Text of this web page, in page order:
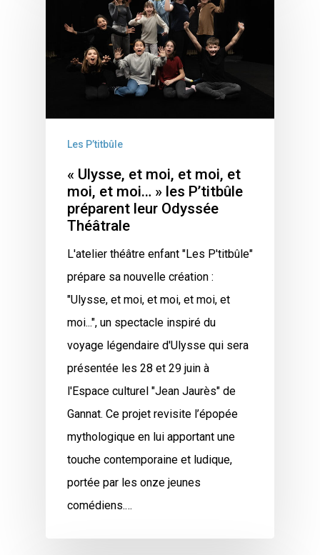
Les P’titbûle
« Ulysse, et moi, et moi, et
moi, et moi… » les P’titbûle
préparent leur Odyssée
Théâtrale
L'atelier théâtre enfant "Les P'titbûle"
prépare sa nouvelle création :
"Ulysse, et moi, et moi, et moi, et
moi...", un spectacle inspiré du
voyage légendaire d'Ulysse qui sera
présentée les 28 et 29 juin à
l'Espace culturel "Jean Jaurès" de
Gannat. Ce projet revisite l’épopée
mythologique en lui apportant une
touche contemporaine et ludique,
portée par les onze jeunes
comédiens.…